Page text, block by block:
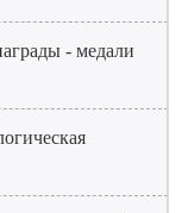
- медали